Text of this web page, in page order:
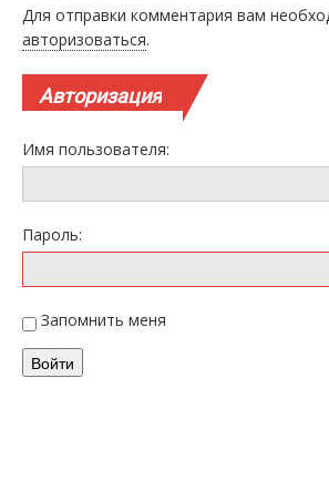
Для отправки комментария вам
авторизоваться.
Авторизация
Имя пользователя:
Пароль:
Запомнить меня
Войти